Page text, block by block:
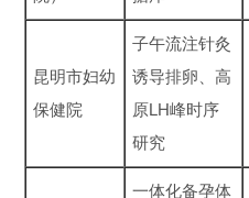
昆明市妇幼
保健院
子午流注针灸
诱导排卵、高
原LH峰时序
研究
一体化备孕体